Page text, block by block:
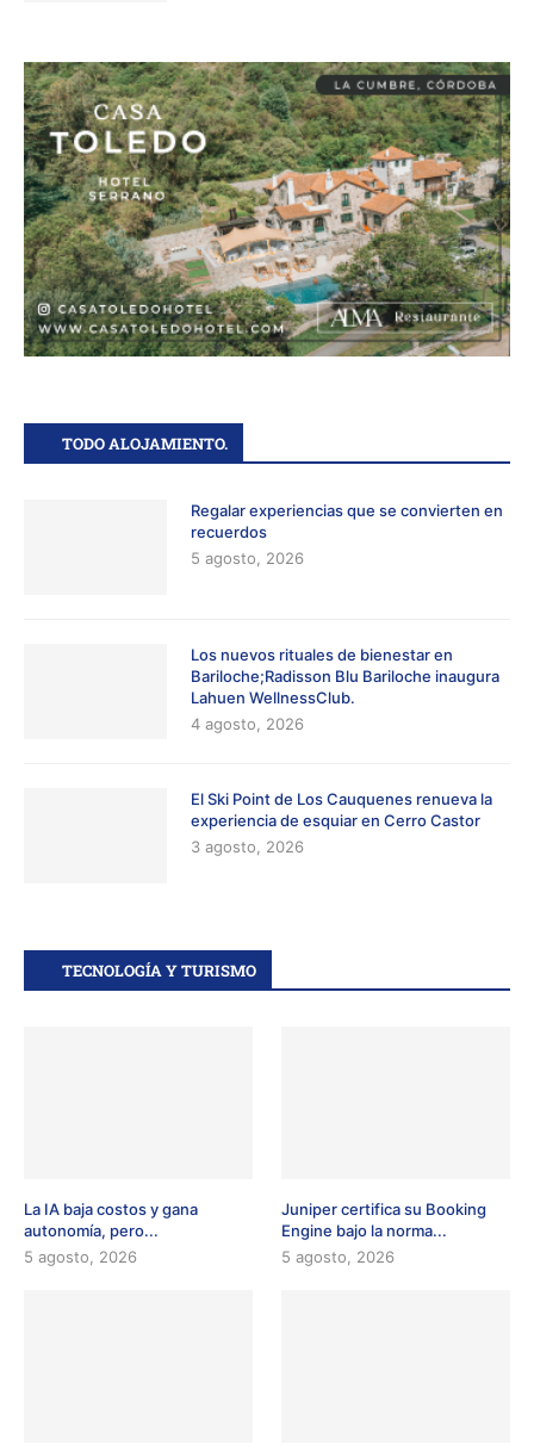
TODO ALOJAMIENTO.
Regalar experiencias que se convierten en
recuerdos
5 agosto, 2026
Los nuevos rituales de bienestar en
Bariloche;Radisson Blu Bariloche inaugura
Lahuen WellnessClub.
4 agosto, 2026
El Ski Point de Los Cauquenes renueva la
experiencia de esquiar en Cerro Castor
3 agosto, 2026
TECNOLOGÍA Y TURISMO
La IA baja costos y gana
autonomía, pero...
5 agosto, 2026
Juniper certifica su Booking
Engine bajo la norma...
5 agosto, 2026